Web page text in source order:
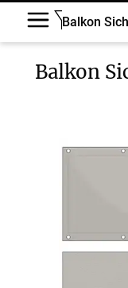
Balkon
Balkon